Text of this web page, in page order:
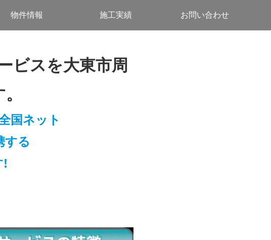
物件情報 施工実績 お問い合わせ
ビスを大東市周
国ネット
する
!